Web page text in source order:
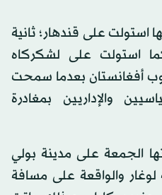
استولت على قندهار؛ ثانية
استولت على لشكركاه
أفغانستان بعدما سمحت
والإداريين بمغادرة
الجمعة على مدينة بولي
والواقعة على مسافة